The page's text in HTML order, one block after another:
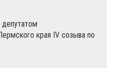
края IV созыва по